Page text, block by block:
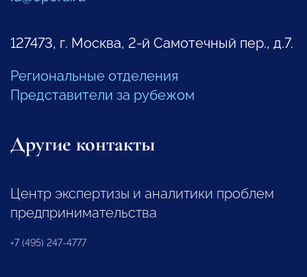
127473, г. Москва, 2-й Самотечный пер., д.7.
Региональные отделения
Представители за рубежом
Другие контакты
Центр экспертизы и аналитики проблем
предпринимательства
+7 (495) 247-4777